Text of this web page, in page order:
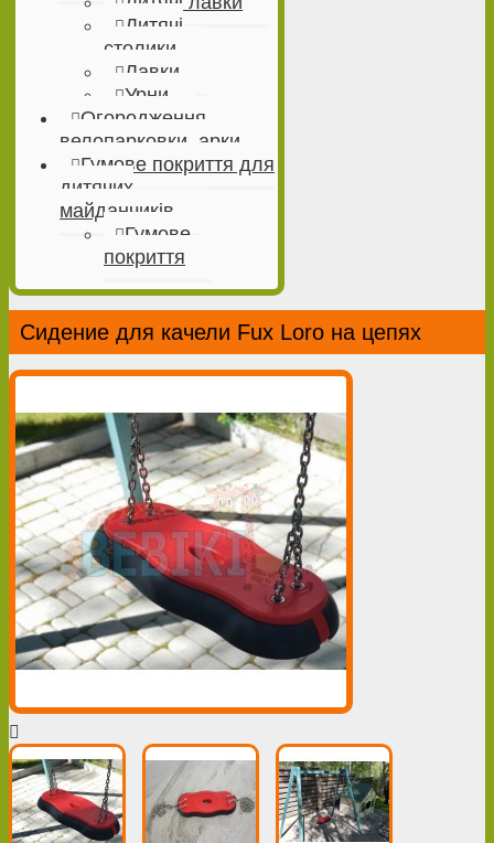
Дитячі
столики
Лавки
Урни
Огородження,
велопарковки, арки
Гумове покриття для
дитячих
майданчиків
Гумове
покриття
Сидение для качели Fux Loro на цепях